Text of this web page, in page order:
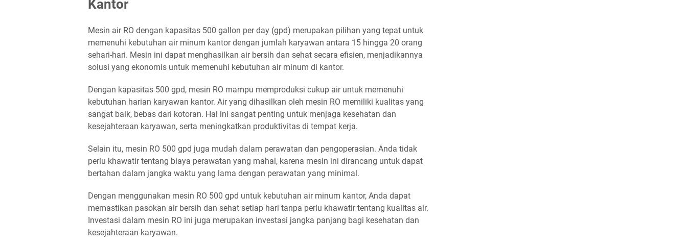
Kantor
Mesin air RO dengan kapasitas 500 gallon per day (gpd) merupakan pilihan yang tepat untuk
memenuhi kebutuhan air minum kantor dengan jumlah karyawan antara 15 hingga 20 orang
sehari-hari. Mesin ini dapat menghasilkan air bersih dan sehat secara efisien, menjadikannya
solusi yang ekonomis untuk memenuhi kebutuhan air minum di kantor.
Dengan kapasitas 500 gpd, mesin RO mampu memproduksi cukup air untuk memenuhi
kebutuhan harian karyawan kantor. Air yang dihasilkan oleh mesin RO memiliki kualitas yang
sangat baik, bebas dari kotoran. Hal ini sangat penting untuk menjaga kesehatan dan
kesejahteraan karyawan, serta meningkatkan produktivitas di tempat kerja.
Selain itu, mesin RO 500 gpd juga mudah dalam perawatan dan pengoperasian. Anda tidak
perlu khawatir tentang biaya perawatan yang mahal, karena mesin ini dirancang untuk dapat
bertahan dalam jangka waktu yang lama dengan perawatan yang minimal.
Dengan menggunakan mesin RO 500 gpd untuk kebutuhan air minum kantor, Anda dapat
memastikan pasokan air bersih dan sehat setiap hari tanpa perlu khawatir tentang kualitas air.
Investasi dalam mesin RO ini juga merupakan investasi jangka panjang bagi kesehatan dan
kesejahteraan karyawan.